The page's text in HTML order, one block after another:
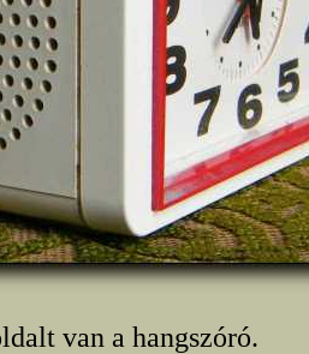
van a hangszóró.